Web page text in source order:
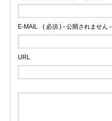
E-MAIL ( 必須 ) - 公開されません -
URL